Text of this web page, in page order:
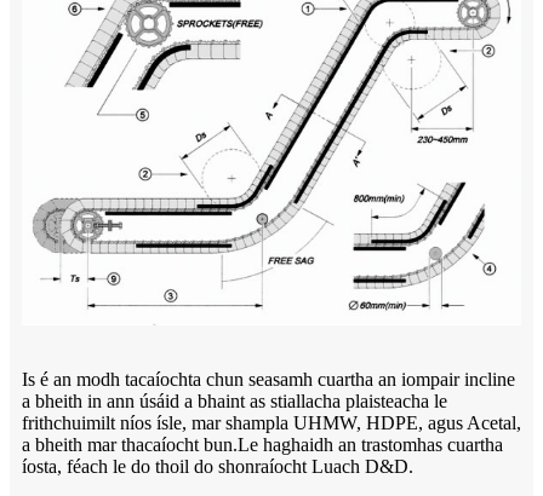
Is é an modh tacaíochta chun seasamh cuartha an iompair incline
a bheith in ann úsáid a bhaint as stiallacha plaisteacha le
frithchuimilt níos ísle, mar shampla UHMW, HDPE, agus Acetal,
a bheith mar thacaíocht bun.Le haghaidh an trastomhas cuartha
íosta, féach le do thoil do shonraíocht Luach D&D.